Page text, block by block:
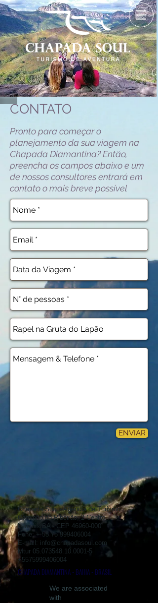
CONTATO
Pronto para começar o
planejamento da sua viagem na
Chapada Diamantina? Então,
preencha os campos abaixo e um
de nossos consultores entrará em
contato o mais breve possível
ENVIAR
Chapada Soul - Agência de Turismo
Caminho do Ribeirão, 2 Centro
Lençóis/BA - CEP 46960-000
Fone: + 55 75 999406004
E-mail: info@chapadasoul.com
Mtur 05.073548.10.0001-5
+5575999406004
CHAPADA DIAMANTINA - BAHIA - BRASIL
We are associated
with